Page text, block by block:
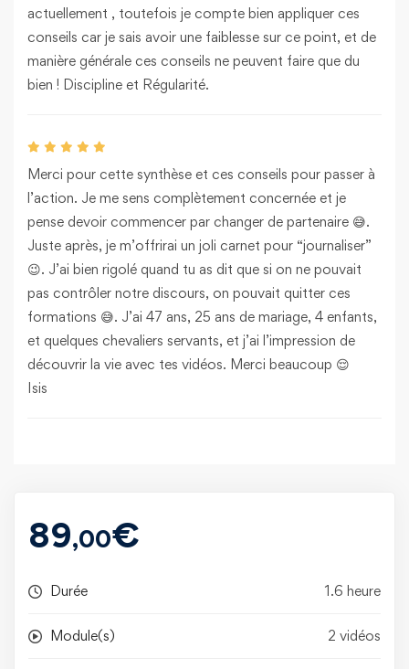
actuellement , toutefois je compte bien appliquer ces
conseils car je sais avoir une faiblesse sur ce point, et de
manière générale ces conseils ne peuvent faire que du
bien ! Discipline et Régularité.
Merci pour cette synthèse et ces conseils pour passer à
l’action. Je me sens complètement concernée et je
pense devoir commencer par changer de partenaire 😅.
Juste après, je m’offrirai un joli carnet pour “journaliser”
😉. J’ai bien rigolé quand tu as dit que si on ne pouvait
pas contrôler notre discours, on pouvait quitter ces
formations 😅. J’ai 47 ans, 25 ans de mariage, 4 enfants,
et quelques chevaliers servants, et j’ai l’impression de
découvrir la vie avec tes vidéos. Merci beaucoup 😌
Isis
89,00€
Durée 1.6 heure
Module(s) 2 vidéos